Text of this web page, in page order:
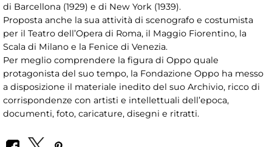
di Barcellona (1929) e di New York (1939).
Proposta anche la sua attività di scenografo e costumista
per il Teatro dell’Opera di Roma, il Maggio Fiorentino, la
Scala di Milano e la Fenice di Venezia.
Per meglio comprendere la figura di Oppo quale
protagonista del suo tempo, la Fondazione Oppo ha messo
a disposizione il materiale inedito del suo Archivio, ricco di
corrispondenze con artisti e intellettuali dell’epoca,
documenti, foto, caricature, disegni e ritratti.